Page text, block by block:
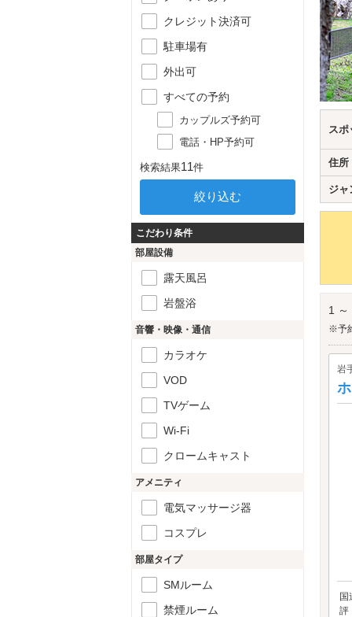
スポ
住所
ジャ
1
※予
岩
評
クレジット決済可
駐車場有
外出可
すべての予約
カップルズ予約可
電話・HP予約可
検索結果11件
こだわり条件
部屋設備
露天風呂
岩盤浴
音響・映像・通信
カラオケ
VOD
TVゲーム
Wi-Fi
クロームキャスト
アメニティ
電気マッサージ器
コスプレ
部屋タイプ
SMルーム
禁煙ルーム